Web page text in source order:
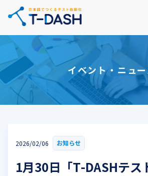
イベント・ニュ
2026/02/06 お知らせ
1月30日「T-DASHテス